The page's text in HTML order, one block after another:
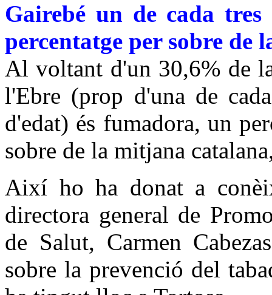
Gairebé un de cada
percentatge per sobre de
Al voltant d'un 30,6% de
l'Ebre (prop d'una de
d'edat) és fumadora, un
sobre de la mitjana
Així ho ha donat a
directora general de
de Salut, Carmen
sobre la prevenció del